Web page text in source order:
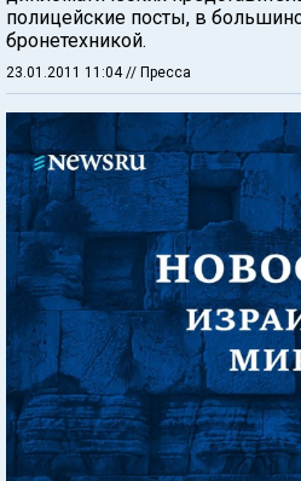
полицейские посты, в
бронетехникой.
23.01.2011 11:04 // Пресса